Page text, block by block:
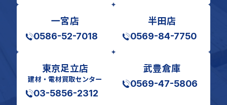
一宮店
0586-52-7018
半田店
0569-84-7750
東京足立店
建材・電材買取センター
03-5856-2312
武豊倉庫
0569-47-5806